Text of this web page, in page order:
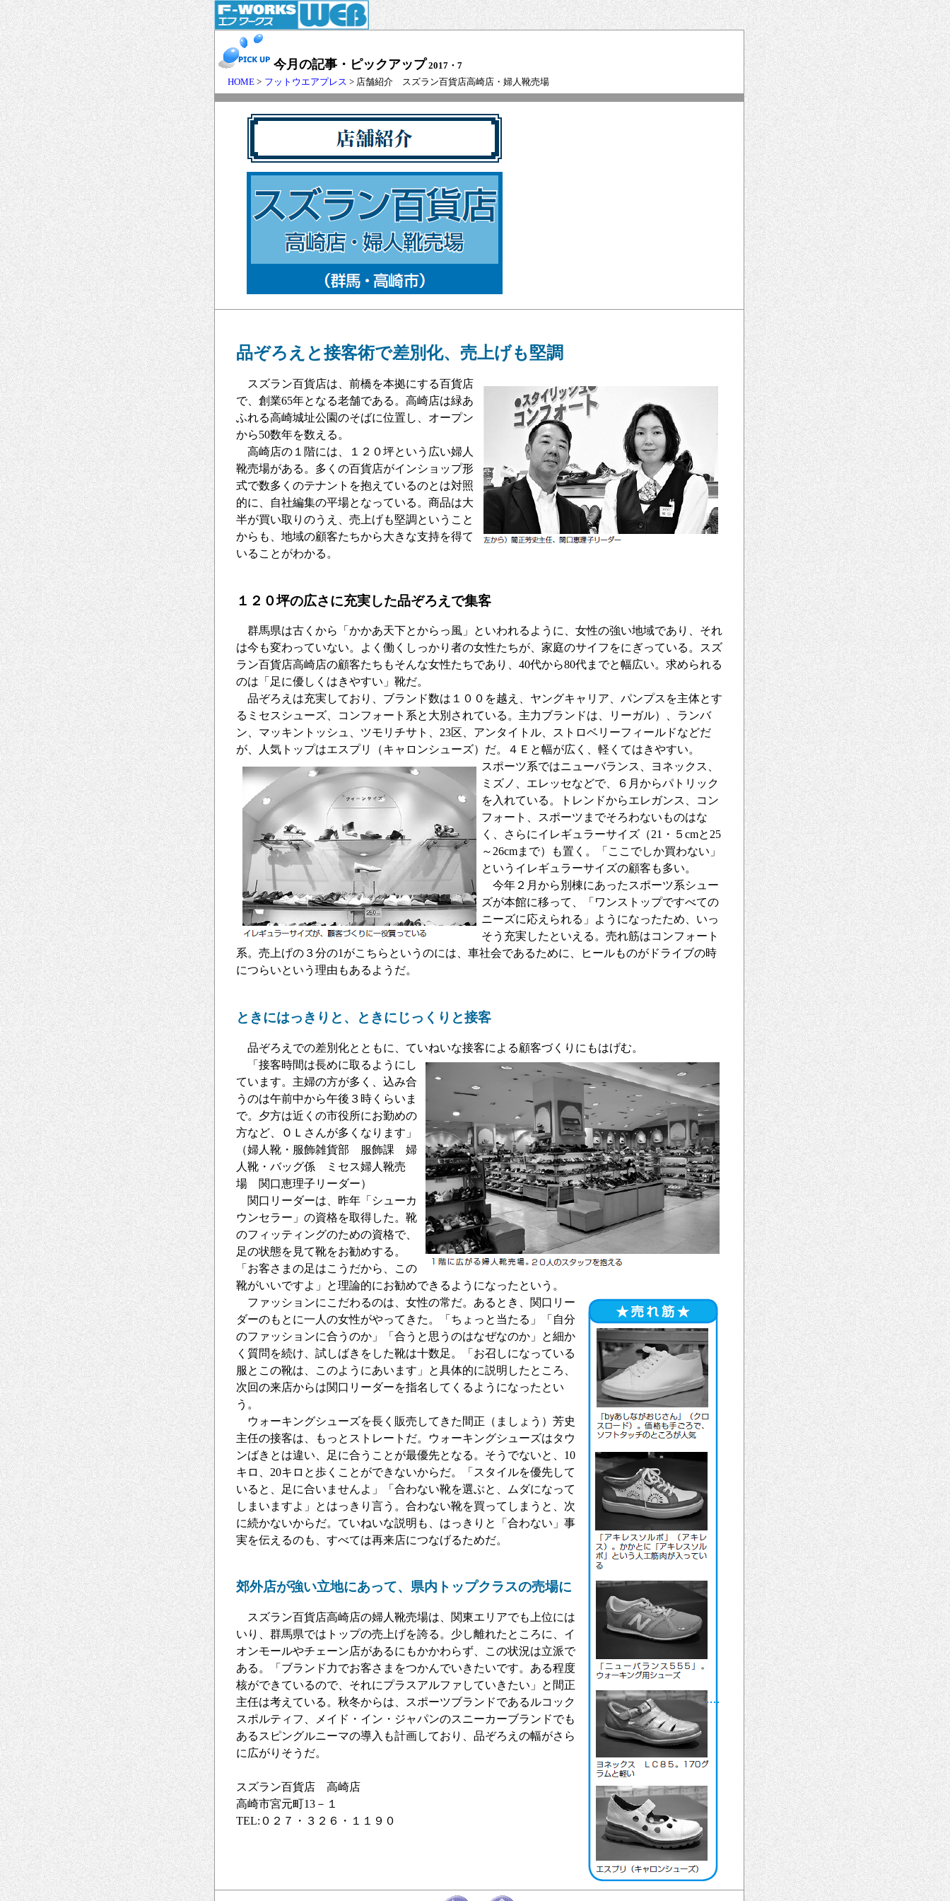
今月の記事・ピックアップ 2017・7
HOME > フットウエアプレス > 店舗紹介 スズラン百貨店高崎店・婦人靴売場
品ぞろえと接客術で差別化、売上げも堅調
スズラン百貨店は、前橋を本拠にする百貨店
で、創業65年となる老舗である。高崎店は緑あ
ふれる高崎城址公園のそばに位置し、オープン
から50数年を数える。
高崎店の１階には、１２０坪という広い婦人
靴売場がある。多くの百貨店がインショップ形
式で数多くのテナントを抱えているのとは対照
的に、自社編集の平場となっている。商品は大
半が買い取りのうえ、売上げも堅調ということ
からも、地域の顧客たちから大きな支持を得て
いることがわかる。
１２０坪の広さに充実した品ぞろえで集客
群馬県は古くから「かかあ天下とからっ風」といわれるように、女性の強い地域であり、それ
は今も変わっていない。よく働くしっかり者の女性たちが、家庭のサイフをにぎっている。スズ
ラン百貨店高崎店の顧客たちもそんな女性たちであり、40代から80代までと幅広い。求められる
のは「足に優しくはきやすい」靴だ。
品ぞろえは充実しており、ブランド数は１００を越え、ヤングキャリア、パンプスを主体とす
るミセスシューズ、コンフォート系と大別されている。主力ブランドは、リーガル）、ランバ
ン、マッキントッシュ、ツモリチサト、23区、アンタイトル、ストロベリーフィールドなどだ
が、人気トップはエスプリ（キャロンシューズ）だ。４Ｅと幅が広く、軽くてはきやすい。
スポーツ系ではニューバランス、ヨネックス、
ミズノ、エレッセなどで、６月からパトリック
を入れている。トレンドからエレガンス、コン
フォート、スポーツまでそろわないものはな
く、さらにイレギュラーサイズ（21・５cmと25
～26cmまで）も置く。「ここでしか買わない」
というイレギュラーサイズの顧客も多い。
今年２月から別棟にあったスポーツ系シュー
ズが本館に移って、「ワンストップですべての
ニーズに応えられる」ようになったため、いっ
そう充実したといえる。売れ筋はコンフォート
系。売上げの３分の1がこちらというのには、車社会であるために、ヒールものがドライブの時
につらいという理由もあるようだ。
ときにはっきりと、ときにじっくりと接客
品ぞろえでの差別化とともに、ていねいな接客による顧客づくりにもはげむ。
「接客時間は長めに取るようにし
ています。主婦の方が多く、込み合
うのは午前中から午後３時くらいま
で。夕方は近くの市役所にお勤めの
方など、ＯＬさんが多くなります」
（婦人靴・服飾雑貨部 服飾課 婦
人靴・バッグ係 ミセス婦人靴売
場 関口恵理子リーダー）
関口リーダーは、昨年「シューカ
ウンセラー」の資格を取得した。靴
のフィッティングのための資格で、
足の状態を見て靴をお勧めする。
「お客さまの足はこうだから、この
靴がいいですよ」と理論的にお勧めできるようになったという。
ファッションにこだわるのは、女性の常だ。あるとき、関口リー
ダーのもとに一人の女性がやってきた。「ちょっと当たる」「自分
のファッションに合うのか」「合うと思うのはなぜなのか」と細か
く質問を続け、試しばきをした靴は十数足。「お召しになっている
服とこの靴は、このようにあいます」と具体的に説明したところ、
次回の来店からは関口リーダーを指名してくるようになったとい
う。
ウォーキングシューズを長く販売してきた間正（ましょう）芳史
主任の接客は、もっとストレートだ。ウォーキングシューズはタウ
ンばきとは違い、足に合うことが最優先となる。そうでないと、10
キロ、20キロと歩くことができないからだ。「スタイルを優先して
いると、足に合いませんよ」「合わない靴を選ぶと、ムダになって
しまいますよ」とはっきり言う。合わない靴を買ってしまうと、次
に続かないからだ。ていねいな説明も、はっきりと「合わない」事
実を伝えるのも、すべては再来店につなげるためだ。
郊外店が強い立地にあって、県内トップクラスの売場に
スズラン百貨店高崎店の婦人靴売場は、関東エリアでも上位には
いり、群馬県ではトップの売上げを誇る。少し離れたところに、イ
オンモールやチェーン店があるにもかかわらず、この状況は立派で
ある。「ブランド力でお客さまをつかんでいきたいです。ある程度
核ができているので、それにプラスアルファしていきたい」と間正
主任は考えている。秋冬からは、スポーツブランドであるルコック
スポルティフ、メイド・イン・ジャパンのスニーカーブランドでも
あるスピングルニーマの導入も計画しており、品ぞろえの幅がさら
に広がりそうだ。
スズラン百貨店 高崎店
高崎市宮元町13－１
TEL:０２７・３２６・１１９０